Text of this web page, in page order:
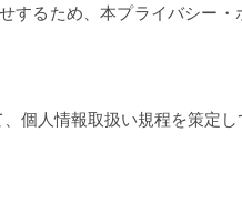
するため、本プライバシー・
個人情報取扱い規程を策定し